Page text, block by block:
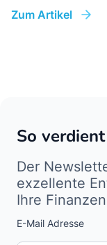
Zum Artikel
So
Der
exzellente
Ihre
E-Mail Adresse
Interests
Amount